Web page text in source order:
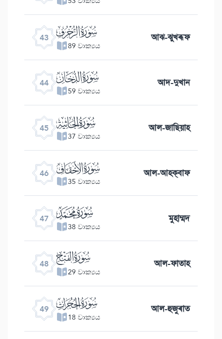
43 ﯘ
89 වාක්‍යය আঝ-ঝুখৰূফ
44 ﯙ
59 වාක්‍යය আদ-দুখান
45 ﯚ
37 වාක්‍යය আল-জাছিয়াহ
46 ﯛ
35 වාක්‍යය আল-আহক্বাফ
47 ﯜ
38 වාක්‍යය মুহাম্মদ
48 ﯝ
29 වාක්‍යය আল-ফাতাহ
49 ﯞ
18 වාක්‍යය আল-হুজুৰাত